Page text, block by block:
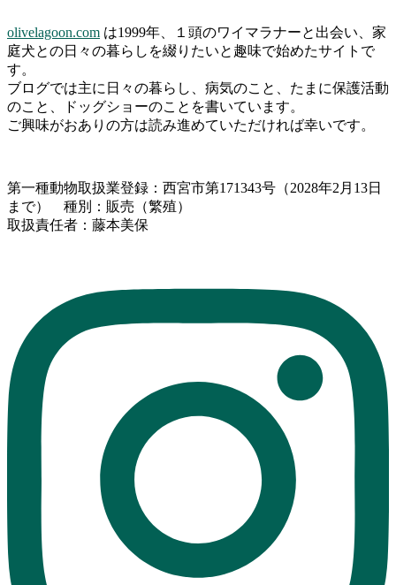
olivelagoon.com は1999年、１頭のワイマラナーと出会い、家
庭犬との日々の暮らしを綴りたいと趣味で始めたサイトで
す。
ブログでは主に日々の暮らし、病気のこと、たまに保護活動
のこと、ドッグショーのことを書いています。
ご興味がおありの方は読み進めていただければ幸いです。
第一種動物取扱業登録：西宮市第171343号（2028年2月13日
まで） 種別：販売（繁殖）
取扱責任者：藤本美保